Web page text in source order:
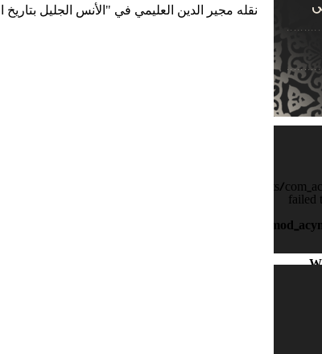
home/foraqsa/public_html/administrator/components/
failed
/home/foraqsa/public_html/modules/
'/home/foraqsa/public_html/administrator/components/
نقله مجير الدين العليمي في "الأنس الجليل